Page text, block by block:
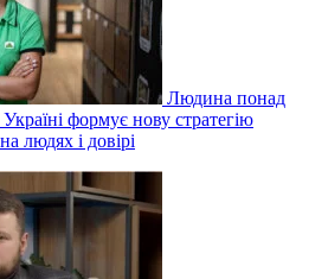
Людина понад
формує нову стратегію
людях і довірі